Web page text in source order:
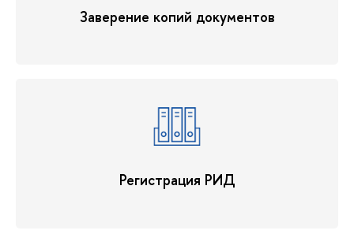
Заверение копий документов
Регистрация РИД